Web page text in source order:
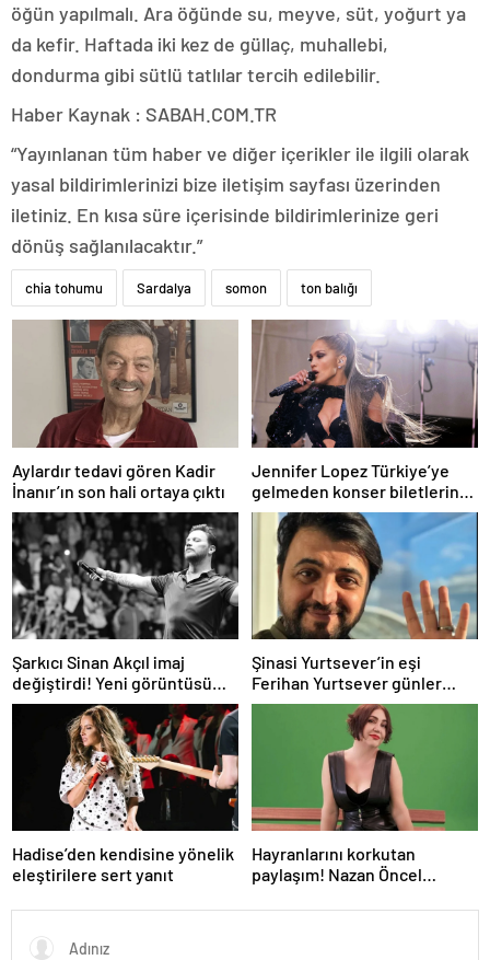
öğün yapılmalı. Ara öğünde su, meyve, süt, yoğurt ya
da kefir. Haftada iki kez de güllaç, muhallebi,
dondurma gibi sütlü tatlılar tercih edilebilir.
Haber Kaynak : SABAH.COM.TR
“Yayınlanan tüm haber ve diğer içerikler ile ilgili olarak
yasal bildirimlerinizi bize iletişim sayfası üzerinden
iletiniz. En kısa süre içerisinde bildirimlerinize geri
dönüş sağlanılacaktır.”
chia tohumu Sardalya somon ton balığı
Aylardır tedavi gören Kadir
İnanır’ın son hali ortaya çıktı
Jennifer Lopez Türkiye’ye
gelmeden konser biletlerine
zam geldi
Şarkıcı Sinan Akçıl imaj
değiştirdi! Yeni görüntüsü
gündem oldu
Şinasi Yurtsever’in eşi
Ferihan Yurtsever günler
sonra paylaşım yaptı
Hadise’den kendisine yönelik
eleştirilere sert yanıt
Hayranlarını korkutan
paylaşım! Nazan Öncel